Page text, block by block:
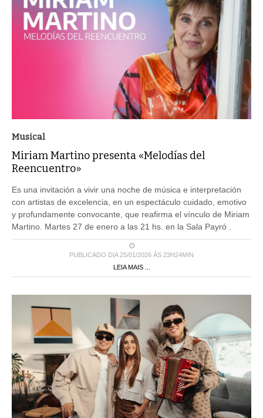
Musical
Miriam Martino presenta «Melodías del
Reencuentro»
Es una invitación a vivir una noche de música e interpretación
con artistas de excelencia, en un espectáculo cuidado, emotivo
y profundamente convocante, que reafirma el vínculo de Miriam
Martino. Martes 27 de enero a las 21 hs. en la Sala Payró .
PUBLICADO DIA 25/01/2026 ÀS 23H24MIN
LEIA MAIS ...